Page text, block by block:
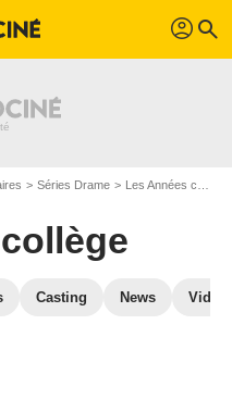
profil search
Séries Drame Les Années collège
Casting News